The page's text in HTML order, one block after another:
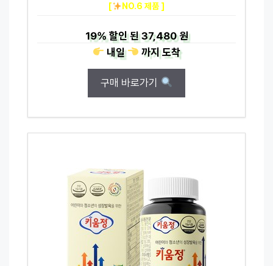
[ NO.6 제품 ]
19%할인 된37,480 원
내일
까지도착
구매 바로가기